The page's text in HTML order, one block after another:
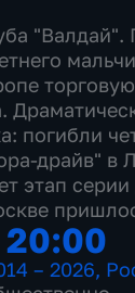
"Валдай".
погибли
драйв" в
этап
20:00
– 2026,